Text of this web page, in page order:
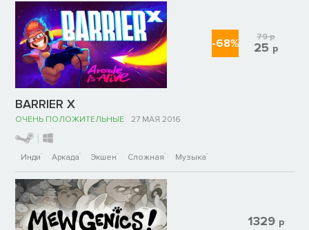
BARRIER X
ОЧЕНЬ ПОЛОЖИТЕЛЬНЫЕ 27 МАЯ 2016
Инди Аркада Экшен Сложная Музыка
-68% 79р
25 р
1329 р